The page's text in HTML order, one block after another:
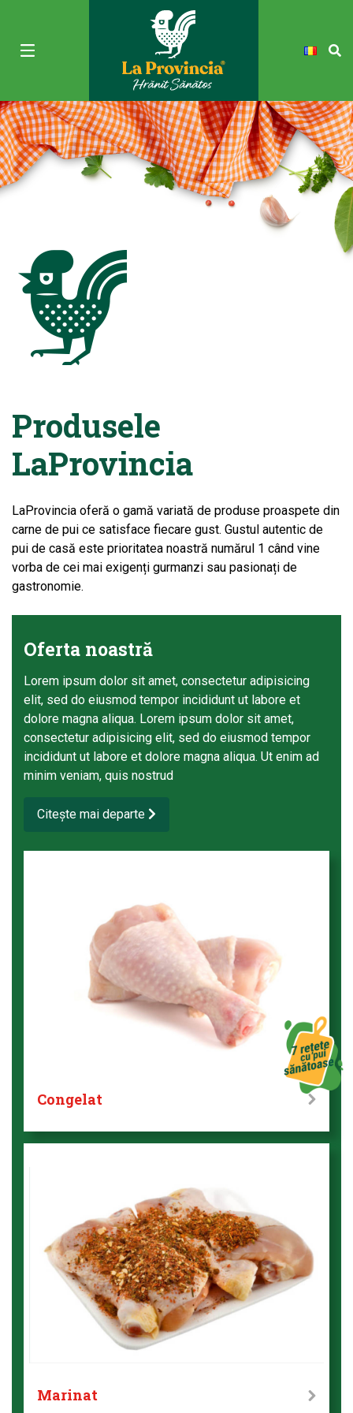
Produsele
LaProvincia
LaProvincia oferă o gamă variată de produse proaspete din
carne de pui ce satisface fiecare gust. Gustul autentic de
pui de casă este prioritatea noastră numărul 1 când vine
vorba de cei mai exigenți gurmanzi sau pasionați de
gastronomie.
Oferta noastră
Lorem ipsum dolor sit amet, consectetur adipisicing
elit, sed do eiusmod tempor incididunt ut labore et
dolore magna aliqua. Lorem ipsum dolor sit amet,
consectetur adipisicing elit, sed do eiusmod tempor
incididunt ut labore et dolore magna aliqua. Ut enim ad
minim veniam, quis nostrud
Citește mai departe
Congelat
Marinat